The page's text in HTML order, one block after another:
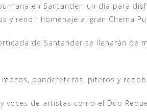
en Santander, un día para
y rendir homenaje al gran Chema
de Santander se llenarán de
mozos, pandereteras, piteros y
voces de artistas como el Dúo